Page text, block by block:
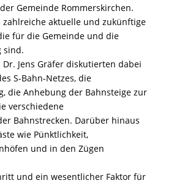
Gemeinde Rommerskirchen.
aktuelle und zukünftige
für die Gemeinde und die
sind.
Jens Gräfer diskutierten dabei
S-Bahn-Netzes, die
die Anhebung der Bahnsteige zur
verschiedene
Bahnstrecken. Darüber hinaus
wie Pünktlichkeit,
und in den Zügen
und ein wesentlicher Faktor für